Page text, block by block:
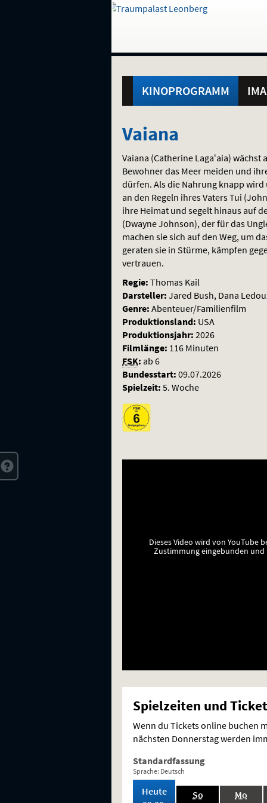
direkt
Inhalt
Menü
und
Gehe
Standortauswahl
KINOPROGRAMM
Vaiana
Vaiana
Vaiana (Catherine Lagaʻaia)
Bewohner das Meer meiden und
dürfen. Als die Nahrung knapp
an den Regeln ihres Vaters Tui
ihre Heimat und segelt hinaus auf
(Dwayne Johnson), der für das
machen sie sich auf den Weg, um
geraten sie in Stürme, kämpfen
vertrauen.
Regie: Thomas Kail
Darsteller: Jared Bush, Dana
Genre: Abenteuer/Familienfilm
Produktionsland: USA
Produktionsjahr: 2026
Filmlänge: 116 Minuten
FSK: ab 6
Bundesstart: 09.07.2026
Spielzeit: 5. Woche
Dieses Video wird von YouTube
Zustimmung eingebunden
Spielzeiten und
Wenn du Tickets online buchen
nächsten Donnerstag werden
Standardfassung
Sprache: Deutsch
Heute,
So.,
Mo